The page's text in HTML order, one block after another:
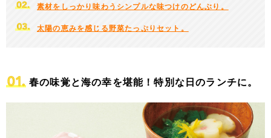
素材をしっかり味わうシンプルな味つけのどんぶり。
太陽の恵みを感じる野菜たっぷりセット。
春の味覚と海の幸を堪能！特別な日のランチに。